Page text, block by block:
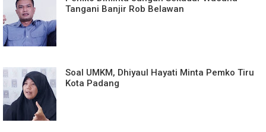
Tangani Banjir Rob Belawan
Soal UMKM, Dhiyaul Hayati Minta Pemko Tiru
Kota Padang